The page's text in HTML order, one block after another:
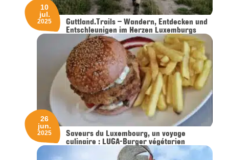
Guttland.Trails – Wandern, Entdecken und
Entschleunigen im Herzen Luxemburgs
10
jul.
2025
Saveurs du Luxembourg, un voyage
culinaire : LUGA-Burger végétarien
26
jun.
2025